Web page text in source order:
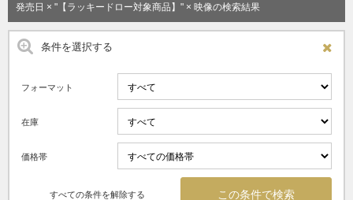
発売日 × "【ラッキードロー対象商品】" × 映像の検索結果
条件を選択する
フォーマット
在庫
価格帯
すべての条件を解除する